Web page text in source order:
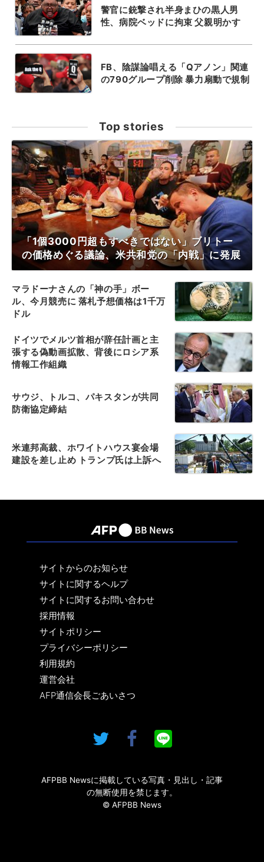
警官に銃撃され半身まひの黒人男
性、病院ベッドに拘束 父親明かす
FB、陰謀論唱える「Qアノン」関連
の790グループ削除 暴力扇動で規制
Top stories
「1個3000円超もすべきではない」ブリトー
の価格めぐる議論、米共和党の「内戦」に発展
マラドーナさんの「神の手」ボー
ル、今月競売に 落札予想価格は1千万
ドル
ドイツでメルツ首相が辞任計画と主
張する偽動画拡散、背後にロシア系
情報工作組織
サウジ、トルコ、パキスタンが共同
防衛協定締結
米連邦高裁、ホワイトハウス宴会場
建設を差し止め トランプ氏は上訴へ
サイトからのお知らせ
サイトに関するヘルプ
サイトに関するお問い合わせ
採用情報
サイトポリシー
プライバシーポリシー
利用規約
運営会社
AFP通信会長ごあいさつ
AFPBB Newsに掲載している写真・見出し・記事
の無断使用を禁じます。
© AFPBB News